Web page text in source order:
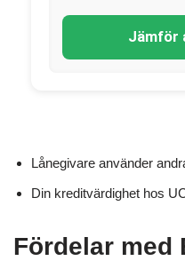
Jämför
Lånegivare använder
Din kreditvärdighet hos
Fördelar med